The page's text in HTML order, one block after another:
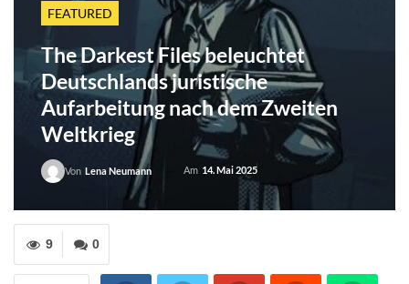
FEATURED
The Darkest Files beleuchtet
Deutschlands juristische
Aufarbeitung nach dem Zweiten
Weltkrieg
Von Lena Neumann Am 14. Mai 2025
0
9